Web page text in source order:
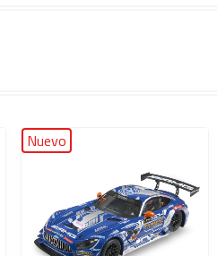
Nuevo